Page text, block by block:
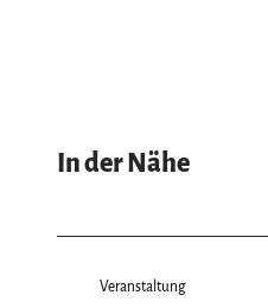
In der Nähe
Veranstaltung